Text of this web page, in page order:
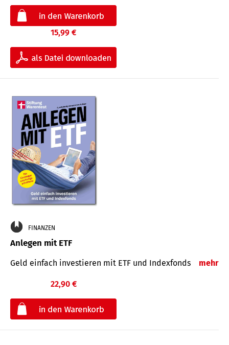
15,99 €
FINANZEN
Anlegen mit ETF
Geld einfach investieren mit ETF und Indexfonds mehr
22,90 €